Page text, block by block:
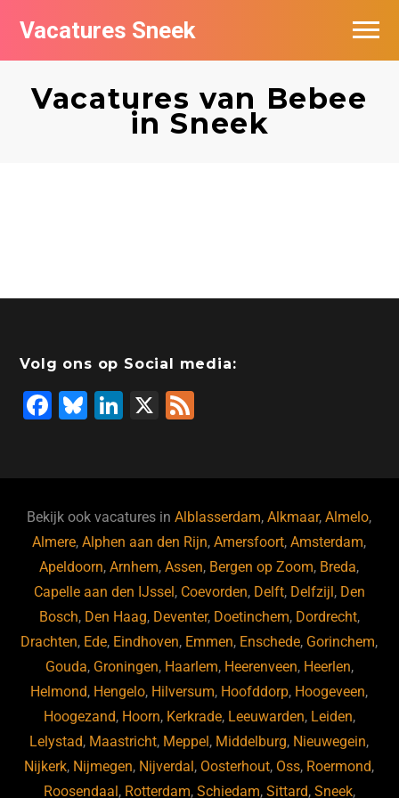
Vacatures Sneek
Vacatures van Bebee
in Sneek
Volg ons op Social media:
F
b
o
o
k
Bl
ky
Li
dI
n
X
Bekijk ook vacatures inAlblasserdam,Alkmaar,Almelo,
Almere,Alphen aan den Rijn,Amersfoort,Amsterdam,
Apeldoorn,Arnhem,Assen, Bergen op Zoom, Breda,
Capelle aan den IJssel, Coevorden, Delft, Delfzijl, Den
Bosch, Den Haag, Deventer, Doetinchem, Dordrecht,
Drachten, Ede, Eindhoven, Emmen, Enschede, Gorinchem,
Gouda, Groningen, Haarlem, Heerenveen, Heerlen,
Helmond, Hengelo, Hilversum, Hoofddorp, Hoogeveen,
Hoogezand, Hoorn, Kerkrade, Leeuwarden, Leiden,
Lelystad, Maastricht, Meppel, Middelburg, Nieuwegein,
Nijkerk, Nijmegen, Nijverdal, Oosterhout, Oss, Roermond,
Roosendaal, Rotterdam, Schiedam, Sittard, Sneek,
Vacatures per bedrijf
De populairste vacatures in Sneek